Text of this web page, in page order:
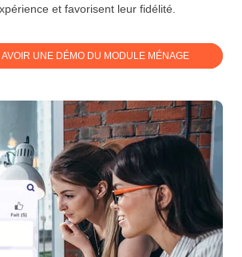
et favorisent leur fidélité.
UNE DÉMO DU MODULE MÉNAGE